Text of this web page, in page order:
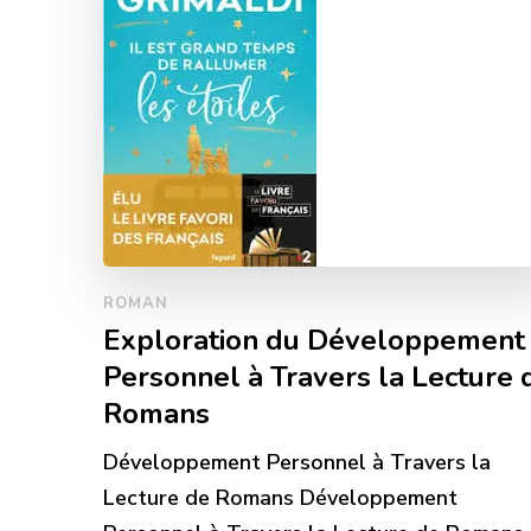
ROMAN
Exploration du Développement
Personnel à Travers la Lecture
Romans
Développement Personnel à Travers la
Lecture de Romans Développement